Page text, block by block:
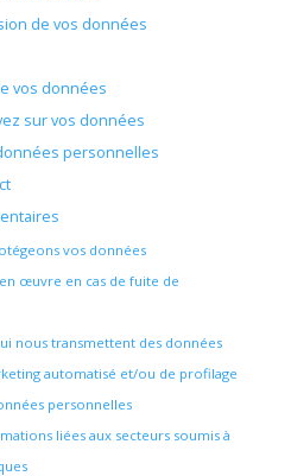
de vos données
vos données
sur vos données
personnelles
vos données
œuvre en cas de fuite de
nous transmettent des données
automatisé et/ou de profilage
personnelles
liées aux secteurs soumis à